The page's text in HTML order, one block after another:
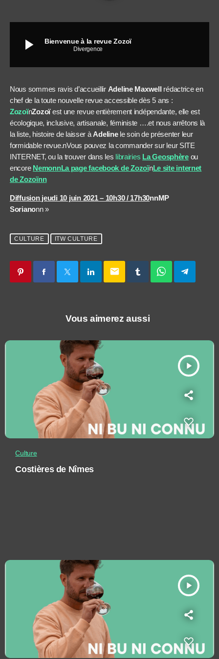
play_arrow Bienvenue à la revue Zozoï
Divergence
Nous sommes ravis d’accueillir Adeline Maxwell rédactrice en
chef de la toute nouvelle revue accessible dès 5 ans :
ZozoïnZozoïest une revue entièrement indépendante, elle est
écologique, inclusive, artisanale, féministe ….et nous arrêtons là
la liste, histoire de laisser à Adelinele soin de présenter leur
formidable revue.nVous pouvez la commander sur leur SITE
INTERNET, ou la trouver dans les librairies La Geosphèreou
encore NemonnLa page facebook de ZozoïnLe site internet
de Zozoïnn
Diffusion jeudi 10 juin 2021 – 10h30 / 17h30nnMP
Sorianonn »
CULTURE ITW CULTURE
email
Vous aimerez aussi
play_arrow
Culture
Costières de Nîmes
play_arrow